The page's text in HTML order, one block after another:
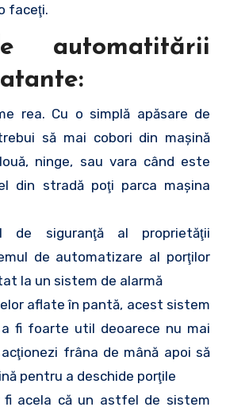
faceţi.
automatitării
rea. Cu o simplă apăsare de
să mai cobori din maşină
ninge, sau vara când este
din stradă poţi parca maşina
de siguranţă al proprietăţii
de automatizare al porţilor
la un sistem de alarmă
aflate în pantă, acest sistem
fi foarte util deoarece nu mai
frâna de mână apoi să
pentru a deschide porţile
acela că un astfel de sistem